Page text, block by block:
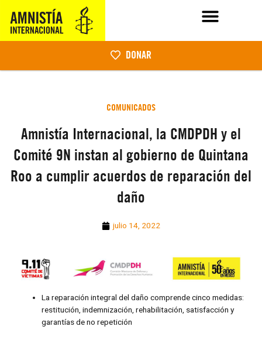
DONAR
COMUNICADOS
Amnistía Internacional, la CMDPDH y el
Comité 9N instan al gobierno de Quintana
Roo a cumplir acuerdos de reparación del
daño
julio 14, 2022
La reparación integral del daño comprende cinco medidas:
restitución, indemnización, rehabilitación, satisfacción y
garantías de no repetición